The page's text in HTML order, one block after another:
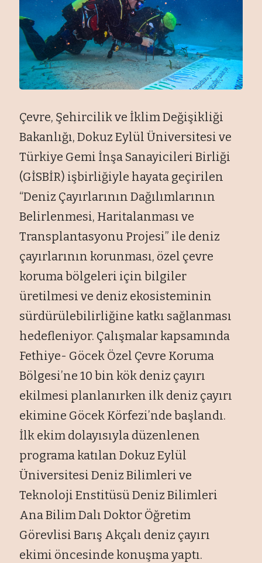
Çevre, Şehircilik ve İklim Değişikliği
Bakanlığı, Dokuz Eylül Üniversitesi ve
Türkiye Gemi İnşa Sanayicileri Birliği
(GİSBİR) işbirliğiyle hayata geçirilen
“Deniz Çayırlarının Dağılımlarının
Belirlenmesi, Haritalanması ve
Transplantasyonu Projesi” ile deniz
çayırlarının korunması, özel çevre
koruma bölgeleri için bilgiler
üretilmesi ve deniz ekosisteminin
sürdürülebilirliğine katkı sağlanması
hedefleniyor. Çalışmalar kapsamında
Fethiye- Göcek Özel Çevre Koruma
Bölgesi’ne 10 bin kök deniz çayırı
ekilmesi planlanırken ilk deniz çayırı
ekimine Göcek Körfezi’nde başlandı.
İlk ekim dolayısıyla düzenlenen
programa katılan Dokuz Eylül
Üniversitesi Deniz Bilimleri ve
Teknoloji Enstitüsü Deniz Bilimleri
Ana Bilim Dalı Doktor Öğretim
Görevlisi Barış Akçalı deniz çayırı
ekimi öncesinde konuşma yaptı.